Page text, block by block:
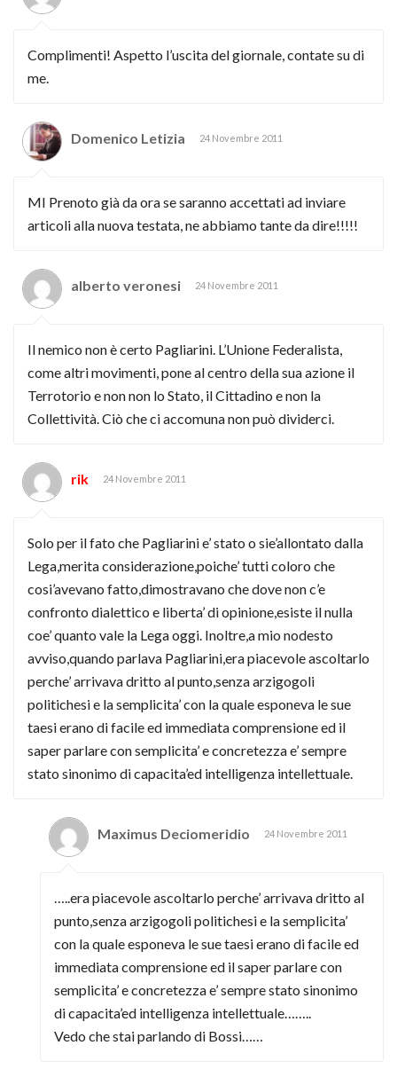
Complimenti! Aspetto l’uscita del giornale, contate su di
me.
Domenico Letizia 24 Novembre 2011
MI Prenoto già da ora se saranno accettati ad inviare
articoli alla nuova testata, ne abbiamo tante da dire!!!!!
alberto veronesi 24 Novembre 2011
Il nemico non è certo Pagliarini. L’Unione Federalista,
come altri movimenti, pone al centro della sua azione il
Terrotorio e non non lo Stato, il Cittadino e non la
Collettività. Ciò che ci accomuna non può dividerci.
rik 24 Novembre 2011
Solo per il fato che Pagliarini e’ stato o sie’allontato dalla
Lega,merita considerazione,poiche’ tutti coloro che
cosi’avevano fatto,dimostravano che dove non c’e
confronto dialettico e liberta’ di opinione,esiste il nulla
coe’ quanto vale la Lega oggi. Inoltre,a mio nodesto
avviso,quando parlava Pagliarini,era piacevole ascoltarlo
perche’ arrivava dritto al punto,senza arzigogoli
politichesi e la semplicita’ con la quale esponeva le sue
taesi erano di facile ed immediata comprensione ed il
saper parlare con semplicita’ e concretezza e’ sempre
stato sinonimo di capacita’ed intelligenza intellettuale.
Maximus Deciomeridio 24 Novembre 2011
…..era piacevole ascoltarlo perche’ arrivava dritto al
punto,senza arzigogoli politichesi e la semplicita’
con la quale esponeva le sue taesi erano di facile ed
immediata comprensione ed il saper parlare con
semplicita’ e concretezza e’ sempre stato sinonimo
di capacita’ed intelligenza intellettuale……..
Vedo che stai parlando di Bossi……